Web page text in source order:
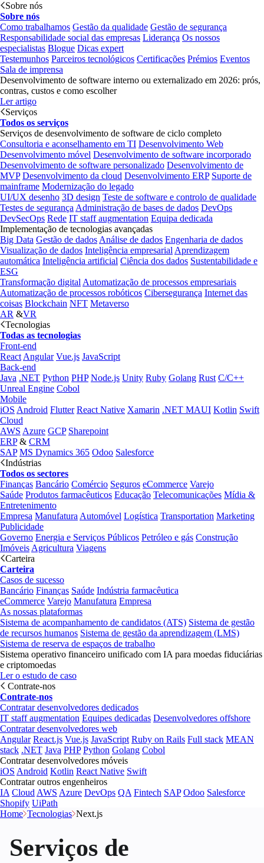
Sobre nós
Sobre nós
Como trabalhamos Gestão da qualidade Gestão de segurança
Responsabilidade social das empresas Liderança Os nossos
especialistas Blogue Dicas expert
Testemunhos Parceiros tecnológicos Certificações Prémios Eventos
Sala de imprensa
Desenvolvimento de software interno ou externalizado em 2026: prós,
contras, custos e como escolher
Ler artigo
Serviços
Todos os serviços
Serviços de desenvolvimento de software de ciclo completo
Consultoria e aconselhamento em TI Desenvolvimento Web
Desenvolvimento móvel Desenvolvimento de software incorporado
Desenvolvimento de software personalizado Desenvolvimento de
MVP Desenvolvimento da cloud Desenvolvimento ERP Suporte de
mainframe Modernização do legado
UI/UX desenho 3D design Teste de software e controlo de qualidade
Testes de segurança Administração de bases de dados DevOps
DevSecOps Rede IT staff augmentation Equipa dedicada
Implementação de tecnologias avançadas
Big Data Gestão de dados Análise de dados Engenharia de dados
Visualização de dados Inteligência empresarial Aprendizagem
automática Inteligência artificial Ciência dos dados Sustentabilidade e
ESG
Transformação digital Automatização de processos empresariais
Automatização de processos robóticos Cibersegurança Internet das
coisas Blockchain NFT Metaverso
AR &VR
Tecnologias
Todas as tecnologias
Front-end
React Angular Vue.js JavaScript
Back-end
Java .NET Python PHP Node.js Unity Ruby Golang Rust C/C++
Unreal Engine Cobol
Mobile
iOS Android Flutter React Native Xamarin .NET MAUI Kotlin Swift
Cloud
AWS Azure GCP Sharepoint
ERP& CRM
SAP MS Dynamics 365 Odoo Salesforce
Indústrias
Todos os sectores
Finanças Bancário Comércio Seguros eCommerce Varejo
Saúde Produtos farmacêuticos Educação Telecomunicações Mídia &
Entretenimento
Empresa Manufatura Automóvel Logística Transportation Marketing
Publicidade
Governo Energia e Serviços Públicos Petróleo e gás Construção
Imóveis Agricultura Viagens
Carteira
Carteira
Casos de sucesso
Bancário Finanças Saúde Indústria farmacêutica
eCommerce Varejo Manufatura Empresa
As nossas plataformas
Sistema de acompanhamento de candidatos (ATS) Sistema de gestão
de recursos humanos Sistema de gestão da aprendizagem (LMS)
Sistema de reserva de espaços de trabalho
Sistema operativo financeiro unificado com IA para moedas fiduciárias
e criptomoedas
Ler o estudo de caso
Contrate-nos
Contrate-nos
Contratar desenvolvedores dedicados
IT staff augmentation Equipes dedicadas Desenvolvedores offshore
Contratar desenvolvedores web
Angular React.js Vue.js JavaScript Ruby on Rails Full stack MEAN
stack .NET Java PHP Python Golang Cobol
Contratar desenvolvedores móveis
iOS Android Kotlin React Native Swift
Contratar outros engenheiros
IA Cloud AWS Azure DevOps QA Fintech SAP Odoo Salesforce
Shopify UiPath
Home Tecnologias Next.js
Serviços de